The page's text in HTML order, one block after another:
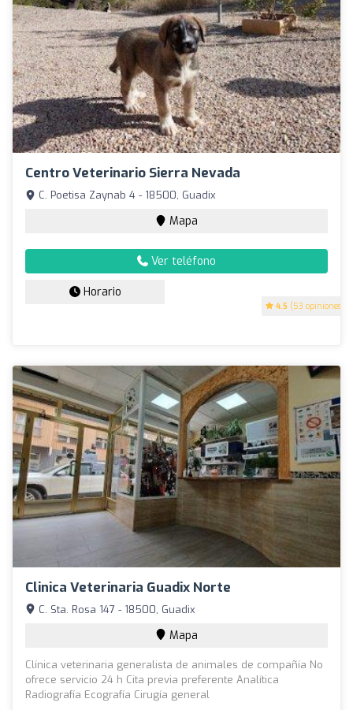
Centro Veterinario Sierra Nevada
4.5 (53 opiniones)
C. Poetisa Zaynab 4 - 18500, Guadix
Mapa
Ver teléfono
Horario
Clinica Veterinaria Guadix Norte
C. Sta. Rosa 147 - 18500, Guadix
Mapa
Clínica veterinaria generalista de animales de compañía No
ofrece servicio 24 h Cita previa preferente Analítica
Radiografía Ecografía Cirugía general